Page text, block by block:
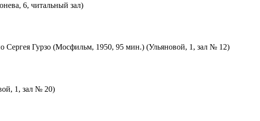
6, читальный зал)
Сергея Гурзо (Мосфильм, 1950, 95 мин.) (Ульяновой, 1, зал № 12)
1, зал № 20)